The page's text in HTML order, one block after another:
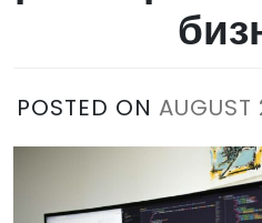
POSTED ON